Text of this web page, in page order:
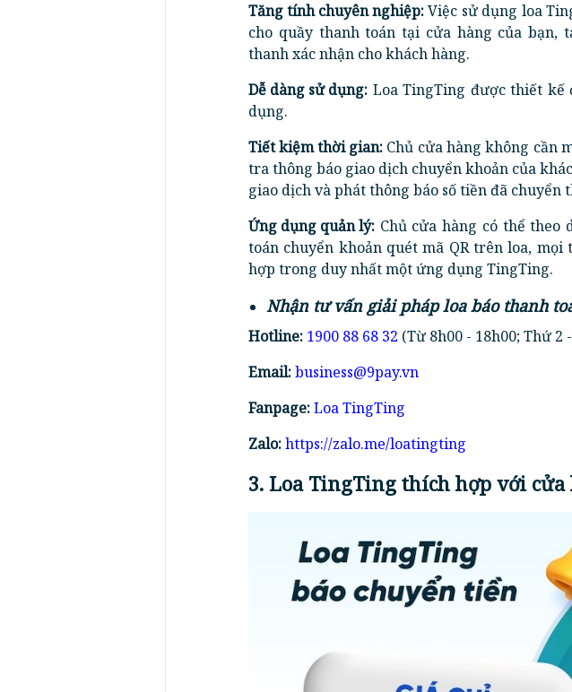
Tăng tính chuyên nghiệp:Việc sử dụng loa
cho quầy thanh toán tại cửa hàng của bạn,
thanh xác nhận cho khách hàng.
Dễ dàng sử dụng: Loa TingTing được thiết kế
dụng.
Tiết kiệm thời gian: Chủ cửa hàng không cần
tra thông báo giao dịch chuyển khoản của
giao dịch và phát thông báo số tiền đã chuyển
Ứng dụng quản lý: Chủ cửa hàng có thể theo
toán chuyển khoản quét mã QR trên loa,
hợp trong duy nhất một ứng dụng TingTing.
Nhận tư vấn giải pháp loa báo thanh
Hotline: 1900 88 68 32 (Từ 8h00 - 18h00; Thứ 2
Email:business@9pay.vn
Fanpage:Loa TingTing
Zalo:https://zalo.me/loatingting
3. Loa TingTing thích hợp với cửa